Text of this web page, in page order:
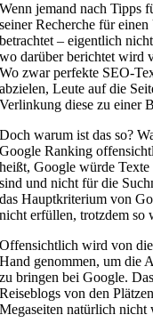
Wenn jemand nach Tipps
seiner Recherche für
betrachtet – eigentlich
wo darüber berichtet wird
Wo zwar perfekte SEO-
abzielen, Leute auf die
Verlinkung diese zu einer
Doch warum ist das so?
Google Ranking
heißt, Google würde
sind und nicht für die
das Hauptkriterium von
nicht erfüllen, trotzdem so
Offensichtlich wird von
Hand genommen, um die
zu bringen bei Google.
Reiseblogs von den
Megaseiten natürlich